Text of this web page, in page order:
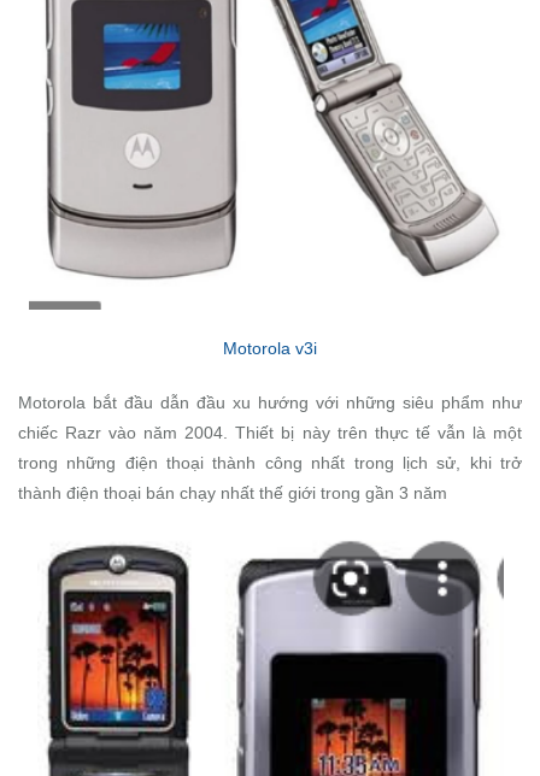
Motorola v3i
Motorola bắt đầu dẫn đầu xu hướng với những siêu phẩm như
chiếc Razr vào năm 2004. Thiết bị này trên thực tế vẫn là một
trong những điện thoại thành công nhất trong lịch sử, khi trở
thành điện thoại bán chạy nhất thế giới trong gần 3 năm